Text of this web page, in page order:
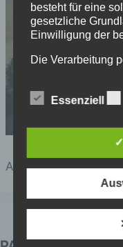
Affe
besteht für eine
gesetzliche
Einwilligung der
Die Verarbeitung
Person, erfolgt
Übereinstimmung
Mittels dieser
Unternehmen die
und Zweck der
verarbeiteten
informieren.
mittels dieser
zustehenden
Essenziell